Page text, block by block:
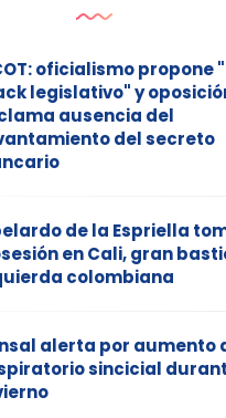
oficialismo propone
legislativo" y
ausencia del
del secreto
de la Espriella
en Cali, gran
colombiana
alerta por aumento
sincicial